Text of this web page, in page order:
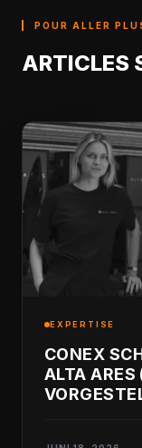
POUR ALLER
ARTICLES
EXPERTISE
CONEX
ALTA